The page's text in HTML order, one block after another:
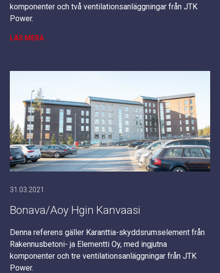
komponenter och två ventilationsanläggningar från JTK
Power.
LÄS MERA
31.03.2021
Bonava/Aoy Hgin Kanvaasi
Denna referens gäller Karanttia-skyddsrumselement från
Rakennusbetoni- ja Elementti Oy, med ingjutna
komponenter och tre ventilationsanläggningar från JTK
Power.